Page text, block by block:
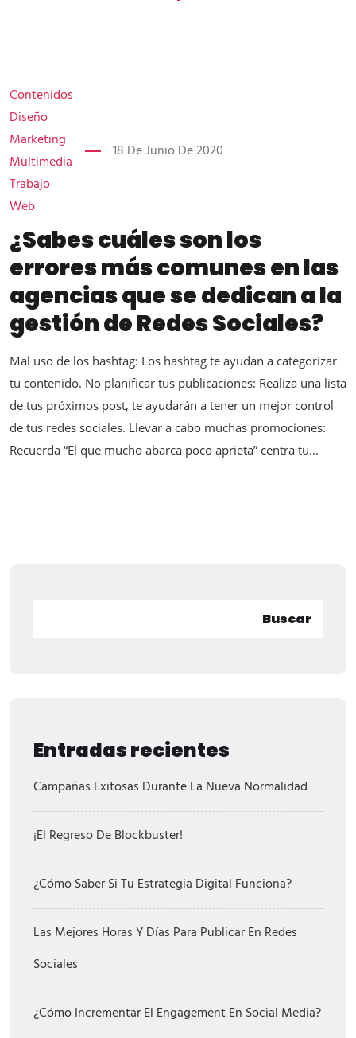
Contenidos
Diseño
Marketing
Multimedia
Trabajo
Web
18 De Junio De 2020
¿Sabes cuáles son los
errores más comunes en las
agencias que se dedican a la
gestión de Redes Sociales?
Mal uso de los hashtag: Los hashtag te ayudan a categorizar
tu contenido. No planificar tus publicaciones: Realiza una lista
de tus próximos post, te ayudarán a tener un mejor control
de tus redes sociales. Llevar a cabo muchas promociones:
Recuerda “El que mucho abarca poco aprieta” centra tu...
Buscar
Entradas recientes
Campañas Exitosas Durante La Nueva Normalidad
¡El Regreso De Blockbuster!
¿Cómo Saber Si Tu Estrategia Digital Funciona?
Las Mejores Horas Y Días Para Publicar En Redes
Sociales
¿Cómo Incrementar El Engagement En Social Media?